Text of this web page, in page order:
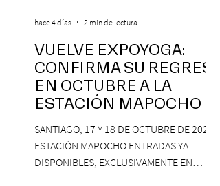
VUELVE EXPOYOGA:
CONFIRMA SU REGRESO
EN OCTUBRE A LA
ESTACIÓN MAPOCHO
SANTIAGO, 17 Y 18 DE OCTUBRE DE 2026,
ESTACIÓN MAPOCHO ENTRADAS YA
DISPONIBLES, EXCLUSIVAMENTE EN
hace 4 días 2 min de lectura